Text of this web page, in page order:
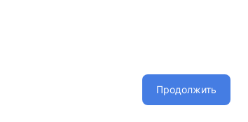
Продолжить